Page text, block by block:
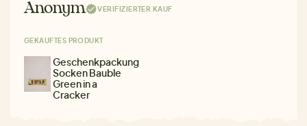
Anonym VERIFIZIERTER KAUF
GEKAUFTES PRODUKT
Geschenkpackung
Socken Bauble
Green in a
Cracker